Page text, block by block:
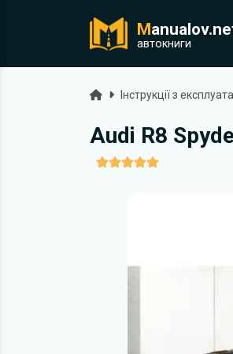
M
автокниги
ГоловнаІнструкції з
Audi R8